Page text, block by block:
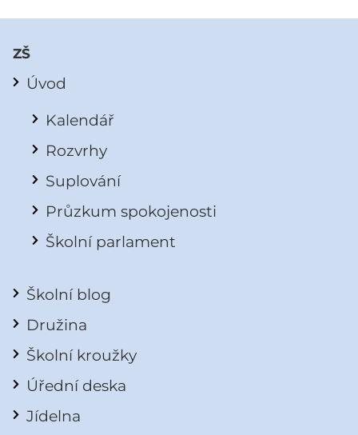
ZŠ
Úvod
Kalendář
Rozvrhy
Suplování
Průzkum spokojenosti
Školní parlament
Školní blog
Družina
Školní kroužky
Úřední deska
Jídelna